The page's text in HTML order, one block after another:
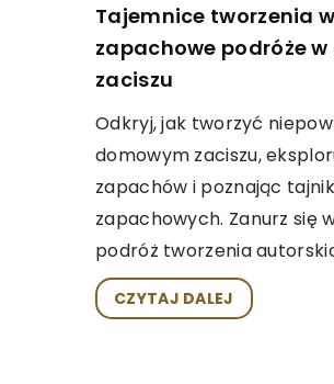
Tajemnice tworzenia
zapachowe podróże
zaciszu
Odkryj, jak tworzyć
domowym zaciszu,
zapachów i poznając
zapachowych. Zanurz się
podróż tworzenia
CZYTAJ DALEJ
w